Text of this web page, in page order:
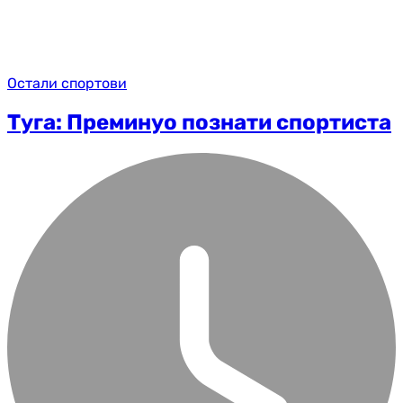
Остали спортови
Туга: Преминуо познати спортиста